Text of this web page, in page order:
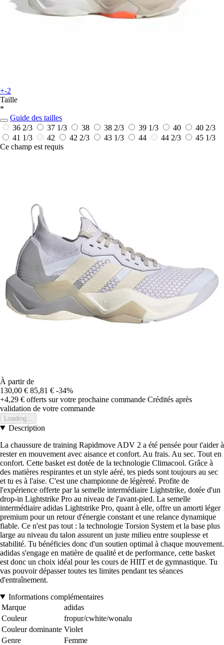
+-2
Taille
*
Guide des tailles
36 2/3
37 1/3 38 38 2/3 39 1/3 40
40 2/3
41 1/3
42 42 2/3 43 1/3 44 44 2/3
45 1/3
Ce champ est requis
À partir de
130,00 € 85,81 € -34%
+4,29 € offerts sur votre prochaine commande Crédités après
validation de votre commande
Loading...
Description
La chaussure de training Rapidmove ADV 2 a été pensée pour t'aider à
rester en mouvement avec aisance et confort. Au frais. Au sec. Tout en
confort. Cette basket est dotée de la technologie Climacool. Grâce à
des matières respirantes et un style aéré, tes pieds sont toujours au sec
et tu es à l'aise. C'est une championne de légèreté. Profite de
l'expérience offerte par la semelle intermédiaire Lightstrike, dotée d'un
drop-in Lightstrike Pro au niveau de l'avant-pied. La semelle
intermédiaire adidas Lightstrike Pro, quant à elle, offre un amorti léger
premium pour un retour d'énergie constant et une relance dynamique
fiable. Ce n'est pas tout : la technologie Torsion System et la base plus
large au niveau du talon assurent un juste milieu entre souplesse et
stabilité. Tu bénéficies donc d'un soutien optimal à chaque mouvement.
adidas s'engage en matière de qualité et de performance, cette basket
est donc un choix idéal pour les cours de HIIT et de gymnastique. Tu
vas pouvoir dépasser toutes tes limites pendant tes séances
d'entraînement.
Informations complémentaires
Marque
adidas
Couleur
fropur/cwhite/wonalu
Couleur dominante Violet
Genre
Femme